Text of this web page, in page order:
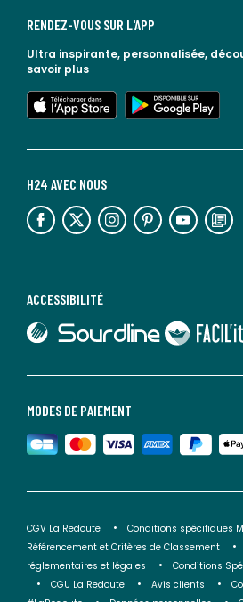
MODES DE PAIEMENT
ACCESSIBILITÉ
lien vers Sourdline
lien vers Faciliti
H24 AVEC NOUS
lien vers l'espace réseaux sociaux lien vers l'espace réseaux sociaux lien vers l'espace réseaux sociaux lien vers l'espace réseaux sociaux lien vers l'espace réseaux sociaux lien vers le blog la redoute
RENDEZ-VOUS SUR L'APP
Ultra inspirante, personnalisée,
savoir plus
lien vers l'app store
lien vers google play
CGV La Redoute
Conditions spécifiques
Référencement et Critères de Classement
réglementaires et légales
Conditions
CGU La Redoute
Avis clients